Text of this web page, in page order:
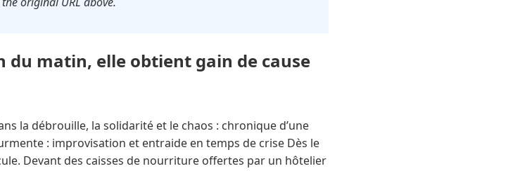
du matin, elle obtient gain de cause
la débrouille, la solidarité et le chaos : chronique d’une
: improvisation et entraide en temps de crise Dès le
Devant des caisses de nourriture offertes par un hôtelier